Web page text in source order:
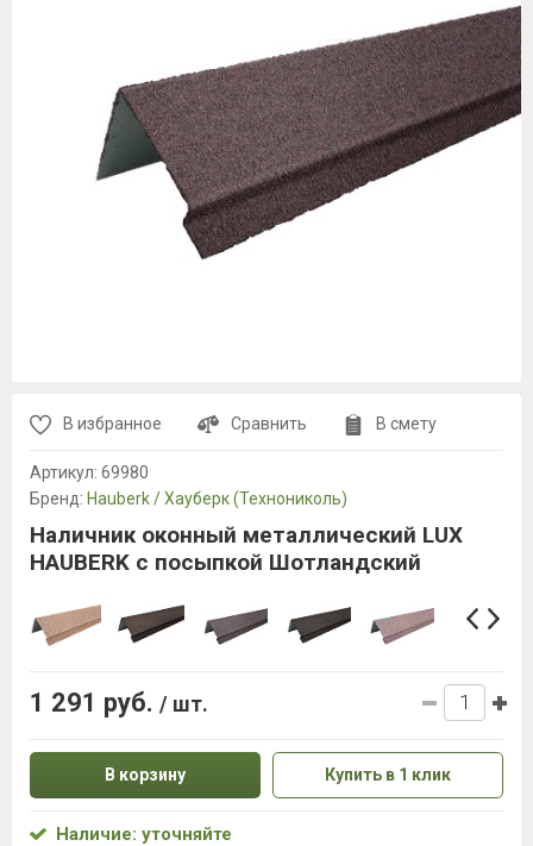
В избранное Сравнить В смету
Артикул: 69980
Бренд: Hauberk / Хауберк (Технониколь)
Наличник оконный металлический LUX
HAUBERK с посыпкой Шотландский
1 291 руб. / шт.
В корзину Купить в 1 клик
Наличие: уточняйте